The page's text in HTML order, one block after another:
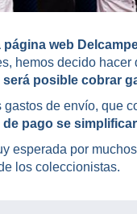
web
hemos decido
será posible cobrar
de envío, que
pago se
esperada por
los coleccionistas.